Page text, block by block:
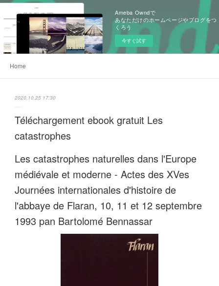
Ameba Owndで
あなただけのホームページやブログをつ
くろう
今すぐ試す
Home
2020.10.25 17:30
Téléchargement ebook gratuit Les
catastrophes
Les catastrophes naturelles dans l'Europe
médiévale et moderne - Actes des XVes
Journées internationales d'histoire de
l'abbaye de Flaran, 10, 11 et 12 septembre
1993 pan Bartolomé Bennassar